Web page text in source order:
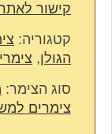
קישור
קטגוריה:
הגולן,
סוג הצימר:
צימרים